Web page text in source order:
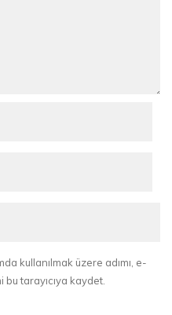
kullanılmak üzere adımı, e-
tarayıcıya kaydet.